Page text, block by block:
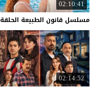
02:10:41
مسلسل قانون الطبيعة الحلقة
02:14:52